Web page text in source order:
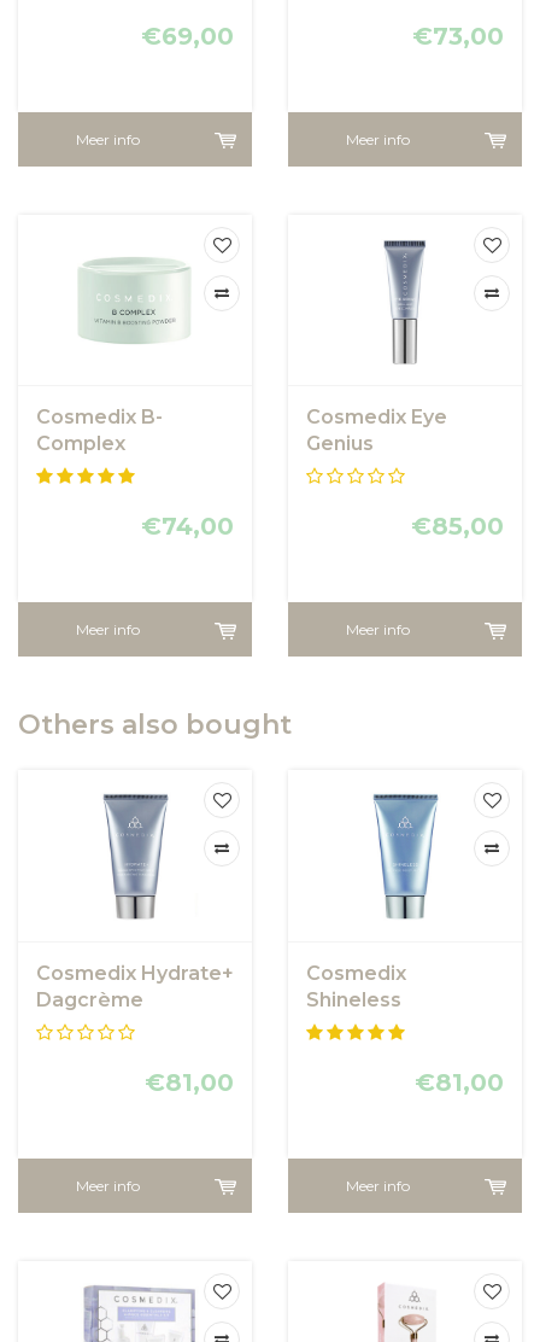
€69,00
Meer info
€73,00
Meer info
Cosmedix B-
Complex
€74,00
Meer info
Cosmedix Eye
Genius
€85,00
Meer info
Others also bought
Cosmedix Hydrate+
Dagcrème
€81,00
Meer info
Cosmedix
Shineless
Moisturizer
€81,00
Meer info